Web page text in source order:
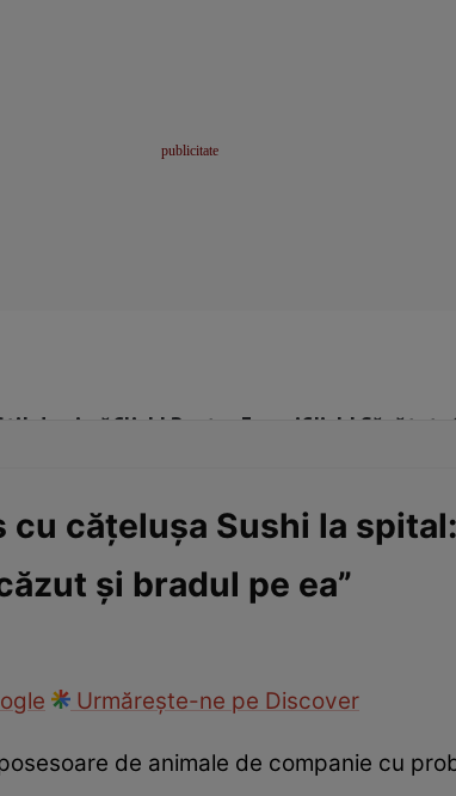
de viațăClick! Pentru FemeiClick! Sănătate
Click!
cu cățelușa Sushi la
și bradul pe ea”
Urmărește-ne pe Discover
de animale de companie cu